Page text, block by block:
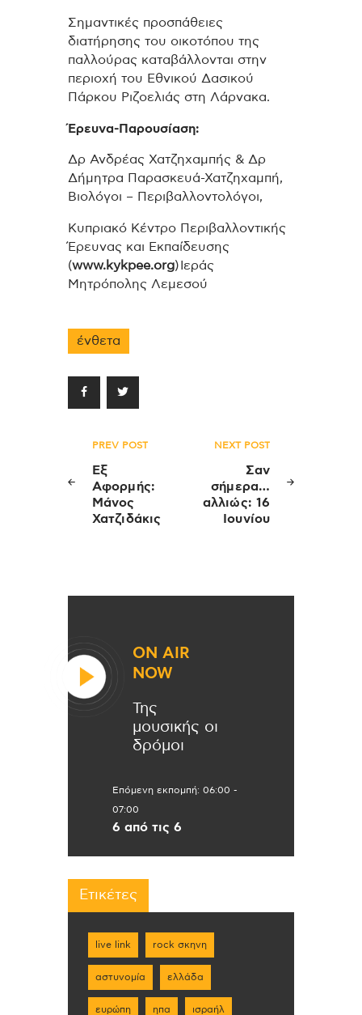
Σημαντικές προσπάθειες
διατήρησης του οικοτόπου της
παλλούρας καταβάλλονται στην
περιοχή του Εθνικού Δασικού
Πάρκου Ριζοελιάς στη Λάρνακα.
Έρευνα-Παρουσίαση:
Δρ Ανδρέας Χατζηχαμπής & Δρ
Δήμητρα Παρασκευά-Χατζηχαμπή,
Βιολόγοι – Περιβαλλοντολόγοι,
Κυπριακό Κέντρο Περιβαλλοντικής
Έρευνας και Εκπαίδευσης
(www.kykpee.org) Ιεράς
Μητρόπολης Λεμεσού
ένθετα
Πλοήγηση
άρθρων
PREV POST
Εξ
Αφορμής:
Μάνος
Χατζιδάκις
NEXT POST
Σαν
σήμερα…
αλλιώς: 16
Ιουνίου
ON AIR
NOW
Της
μουσικής οι
δρόμοι
Επόμενη εκπομπή: 06:00 -
07:00
6 από τις 6
Ετικέτες
live link rock σκηνη
αστυνομία ελλάδα
ευρώπη ηπα ισραήλ